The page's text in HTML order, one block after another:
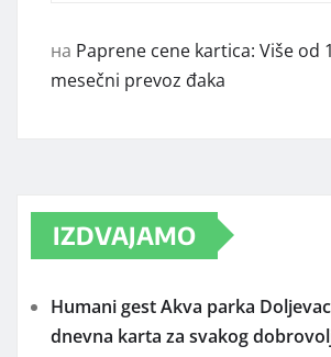
на Paprene cene kartica: Više od
mesečni prevoz đaka
IZDVAJAMO
Humani gest Akva parka
dnevna karta za svakog